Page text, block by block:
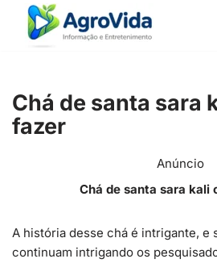
Pular
conteúdo
Chá de santa sara
fazer
Anúncio
Chá de santa sara kali
A história desse chá é intrigante, e
continuam intrigando os